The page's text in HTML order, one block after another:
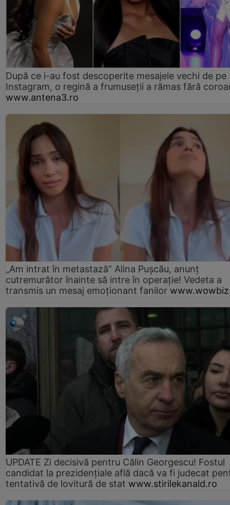
După ce i-au fost descoperite mesajele vechi de pe
Instagram, o regină a frumuseții a rămas fără
www.antena3.ro
„Am intrat în metastază” Alina Pușcău, anunț
cutremurător înainte să intre în operație! Vedeta a
transmis un mesaj emoționant fanilor
UPDATE Zi decisivă pentru Călin Georgescu! Fostul
candidat la prezidențiale află dacă va fi judecat
tentativă de lovitură de stat www.stirilekanald.ro